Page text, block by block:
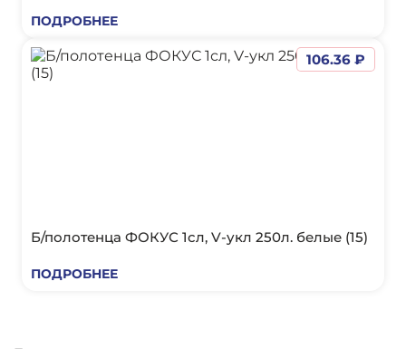
ПОДРОБНЕЕ
Б/полотенца ФОКУС 1сл, V-укл 250л. белые (15)
ПОДРОБНЕЕ
106.36 ₽